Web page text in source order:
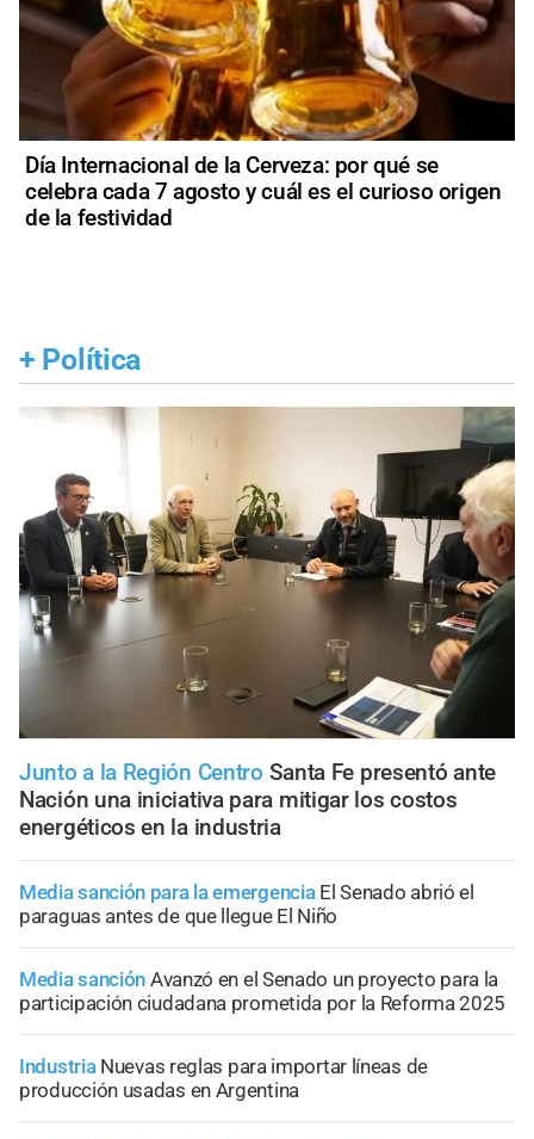
Día Internacional de la Cerveza: por qué se
celebra cada 7 agosto y cuál es el curioso origen
de la festividad
+ Política
Junto a la Región Centro Santa Fe presentó ante
Nación una iniciativa para mitigar los costos
energéticos en la industria
Media sanción para la emergencia El Senado abrió el
paraguas antes de que llegue El Niño
Media sanción Avanzó en el Senado un proyecto para la
participación ciudadana prometida por la Reforma 2025
Industria Nuevas reglas para importar líneas de
producción usadas en Argentina